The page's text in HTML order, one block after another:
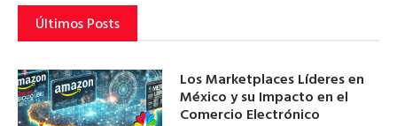
Últimos Posts
Los Marketplaces Líderes en
México y su Impacto en el
Comercio Electrónico